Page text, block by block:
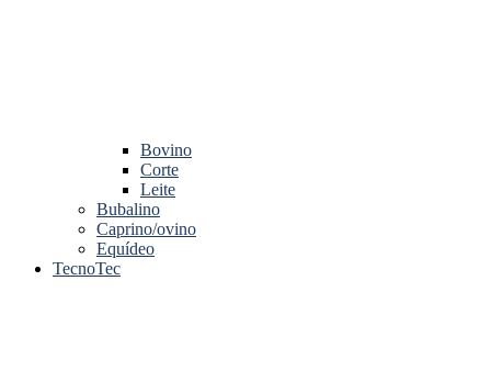
Bovino
Corte
Leite
Bubalino
Caprino/ovino
Equídeo
TecnoTec